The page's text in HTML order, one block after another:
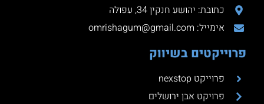
כתובת: יהושע חנקין 34, עפולה
אימייל: omrishagum@gmail.com
פרוייקטים בשיווק
פרוייקט nexstop
פרויקט אבן ירושלים